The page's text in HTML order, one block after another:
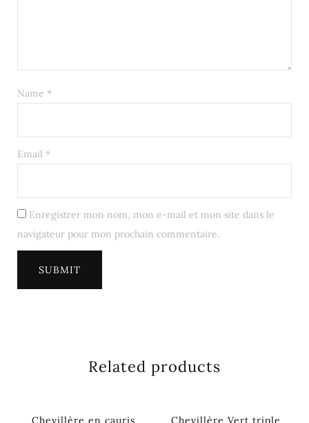
Name *
Email *
Enregistrer mon nom, mon e-mail et mon site dans le
navigateur pour mon prochain commentaire.
Related products
Chevillère en cauris
Chevillère Vert triple